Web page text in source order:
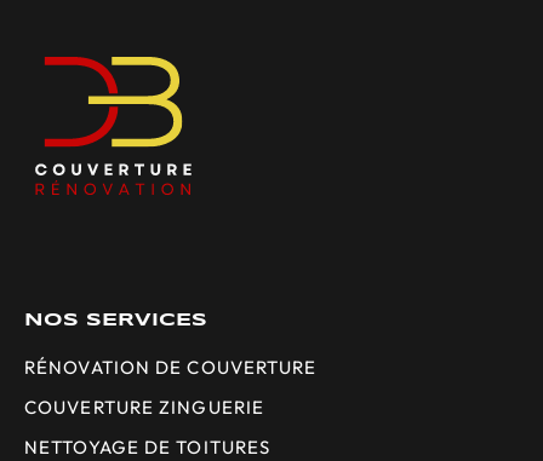
NOS SERVICES
RÉNOVATION DE COUVERTURE
COUVERTURE ZINGUERIE
NETTOYAGE DE TOITURES